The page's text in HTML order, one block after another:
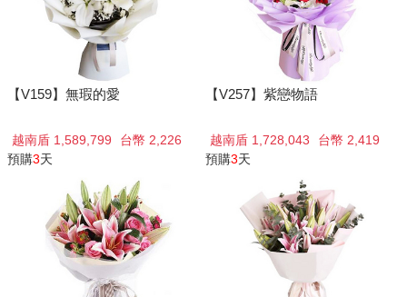
【V159】無瑕的愛
越南盾 1,589,799
台幣 2,226
預購3天
【V257】紫戀物語
越南盾 1,728,043
台幣 2,419
預購3天